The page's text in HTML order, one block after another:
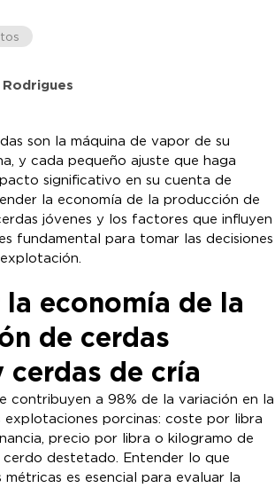
Rodrigues
son la máquina de vapor de su
y cada pequeño ajuste que haga
significativo en su cuenta de
la economía de la producción de
jóvenes y los factores que influyen
fundamental para tomar las decisiones
la economía de la
de cerdas
cerdas de cría
contribuyen a 98% de la variación en la
porcinas: coste por libra
precio por libra o kilogramo de
destetado. Entender lo que
es esencial para evaluar la